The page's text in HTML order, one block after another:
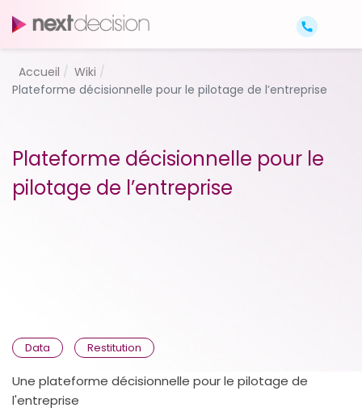
Accueil
Wiki
Plateforme décisionnelle pour le pilotage de l’entreprise
Plateforme décisionnelle pour le
pilotage de l’entreprise
Data Restitution
Une plateforme décisionnelle pour le pilotage de
l'entreprise